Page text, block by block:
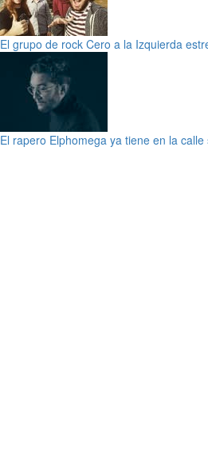
El grupo de rock Cero a la Izquierda
El rapero Elphomega ya tiene en la calle